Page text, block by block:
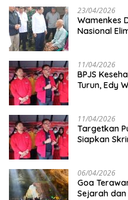
23/04/2026
Wamenkes
Nasional
11/04/2026
BPJS
Turun, Edy
11/04/2026
‎Targetkan
Siapkan
06/04/2026
Goa
Sejarah dan